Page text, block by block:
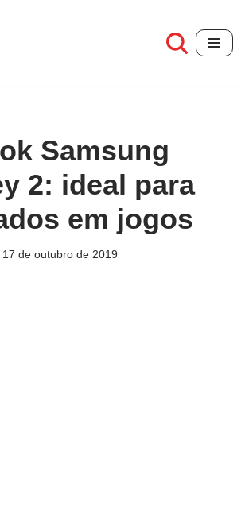
Samsung
2: ideal para
em jogos
17 de outubro de 2019